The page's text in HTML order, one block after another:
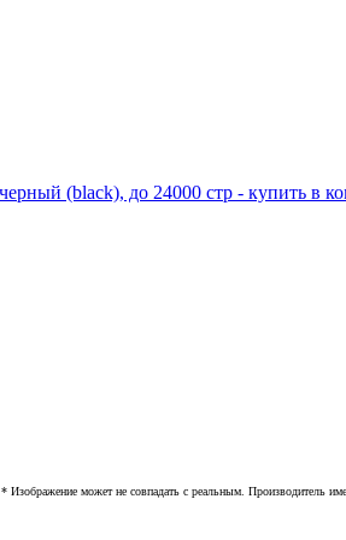
* Изображение может не совпадать с реальным. Производитель